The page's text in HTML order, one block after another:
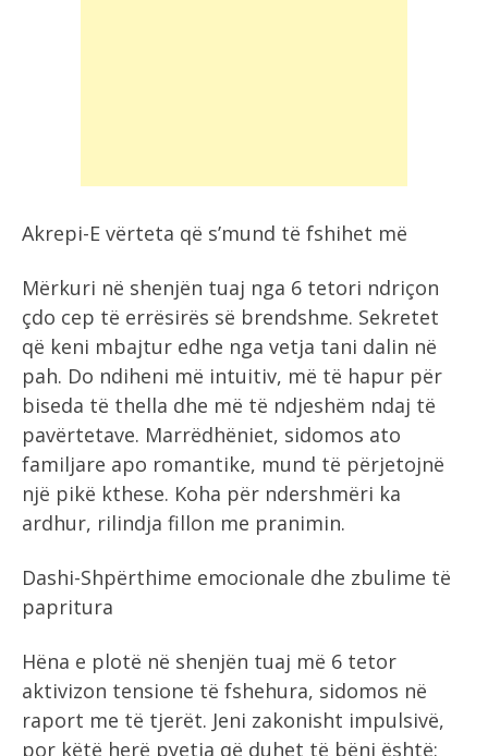
Akrepi-E vërteta që s’mund të fshihet më
Mërkuri në shenjën tuaj nga 6 tetori ndriçon
çdo cep të errësirës së brendshme. Sekretet
që keni mbajtur edhe nga vetja tani dalin në
pah. Do ndiheni më intuitiv, më të hapur për
biseda të thella dhe më të ndjeshëm ndaj të
pavërtetave. Marrëdhëniet, sidomos ato
familjare apo romantike, mund të përjetojnë
një pikë kthese. Koha për ndershmëri ka
ardhur, rilindja fillon me pranimin.
Dashi-Shpërthime emocionale dhe zbulime të
papritura
Hëna e plotë në shenjën tuaj më 6 tetor
aktivizon tensione të fshehura, sidomos në
raport me të tjerët. Jeni zakonisht impulsivë,
por këtë herë pyetja që duhet të bëni është: